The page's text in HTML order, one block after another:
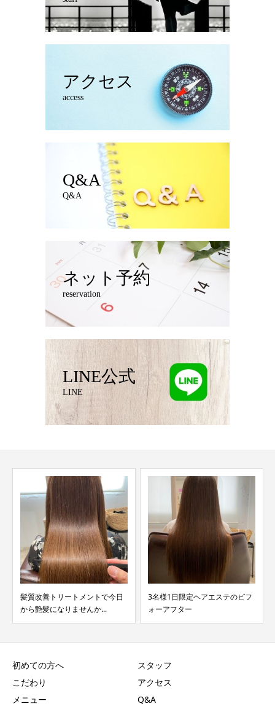
アクセス
access
Q&A
Q&A
ネット予約
reservation
LINE公式
LINE
3名様1日限定ヘアエステのビフ
ォーアフター
ダメージによる広がりでお困り
ではないですか？
初めての方へ
こだわり
メニュー
スタッフ
アクセス
Q&A